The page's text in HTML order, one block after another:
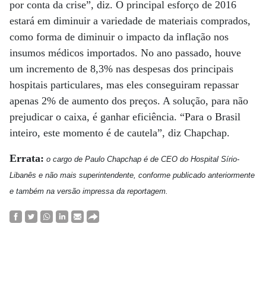
por conta da crise”, diz. O principal esforço de 2016
estará em diminuir a variedade de materiais comprados,
como forma de diminuir o impacto da inflação nos
insumos médicos importados. No ano passado, houve
um incremento de 8,3% nas despesas dos principais
hospitais particulares, mas eles conseguiram repassar
apenas 2% de aumento dos preços. A solução, para não
prejudicar o caixa, é ganhar eficiência. “Para o Brasil
inteiro, este momento é de cautela”, diz Chapchap.
Errata: o cargo de Paulo Chapchap é de CEO do Hospital Sírio-
Libanês e não mais superintendente, conforme publicado anteriormente
e também na versão impressa da reportagem.